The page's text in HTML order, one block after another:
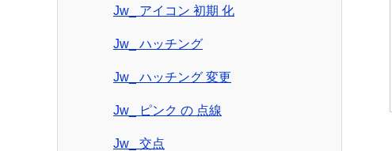
Jw_ アイコン 初期 化
Jw_ ハッチング
Jw_ ハッチング 変更
Jw_ ピンク の 点線
Jw_ 交点